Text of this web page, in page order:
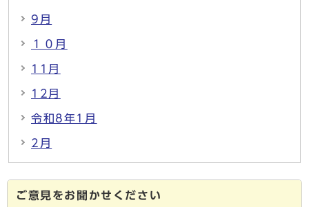
9月
１０月
11月
12月
令和8年1月
2月
ご意見をお聞かせください